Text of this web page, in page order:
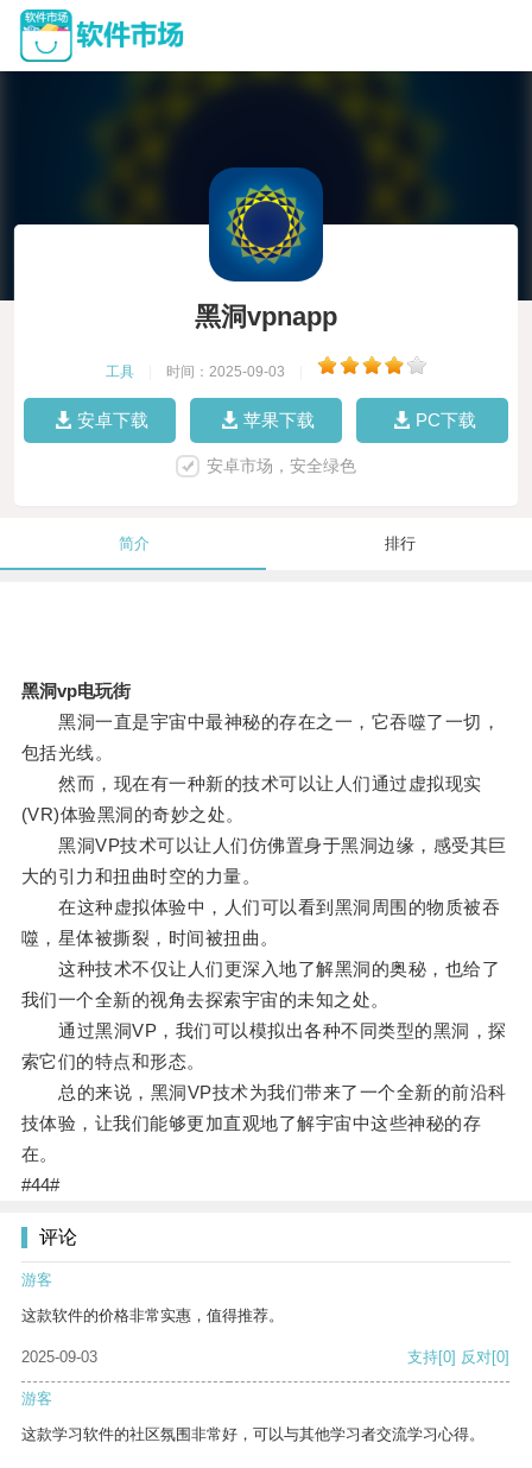
黑洞vpnapp
工具 时间：2025-09-03
安卓下载 苹果下载 PC下载
安卓市场，安全绿色
简介 排行
黑洞vp电玩街
黑洞一直是宇宙中最神秘的存在之一，它吞噬了一切，
包括光线。
然而，现在有一种新的技术可以让人们通过虚拟现实
(VR)体验黑洞的奇妙之处。
黑洞VP技术可以让人们仿佛置身于黑洞边缘，感受其巨
大的引力和扭曲时空的力量。
在这种虚拟体验中，人们可以看到黑洞周围的物质被吞
噬，星体被撕裂，时间被扭曲。
这种技术不仅让人们更深入地了解黑洞的奥秘，也给了
我们一个全新的视角去探索宇宙的未知之处。
通过黑洞VP，我们可以模拟出各种不同类型的黑洞，探
索它们的特点和形态。
总的来说，黑洞VP技术为我们带来了一个全新的前沿科
技体验，让我们能够更加直观地了解宇宙中这些神秘的存
在。
#44#
评论
游客
这款软件的价格非常实惠，值得推荐。
2025-09-03 支持[0] 反对[0]
游客
这款学习软件的社区氛围非常好，可以与其他学习者交流学习心得。